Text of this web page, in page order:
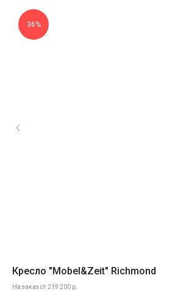
36%
Кресло "Mobel&Zeit" Richmond
На заказ от 219 200 р.